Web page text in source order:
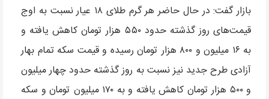
بازار گفت: در حال حاضر هر گرم طلای ۱۸ عیار نسبت به اوج
قیمت‌های روز گذشته حدود ۵۵۰ هزار تومان کاهش یافته و
به ۱۶ میلیون و ۸۰۰ هزار تومان رسیده و قیمت سکه تمام بهار
آزادی طرح جدید نیز نسبت به روز گذشته حدود چهار میلیون
و ۵۰۰ هزار تومان کاهش یافته و به ۱۷۰ میلیون تومان و سکه